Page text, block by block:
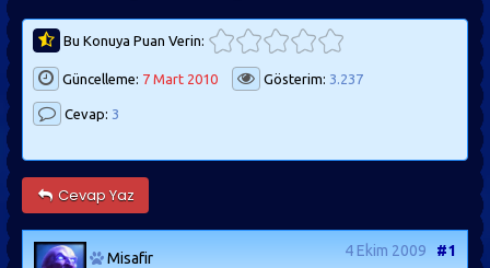
Bu Konuya Puan Verin:
Güncelleme: 7 Mart 2010 Gösterim: 3.237
Cevap: 3
Cevap Yaz
Misafir 4 Ekim 2009 #1